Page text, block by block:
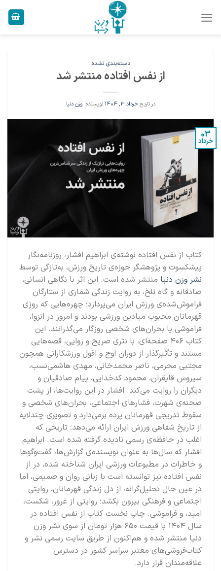
دسته‌بندی نشده
از نفس افتاده منتشر شد
در تاریخخرداد 3, 1404 نویسنده: وزن دنیا
03
خرداد
کتاب از نفس افتاده نوشته‌ی ابراهیم افشار، روزنامه‌نگار
پیشکسوت و پژوهشگر حوزه‌ی تاریخ ورزش، به‌تازگی توسط
نشر وزن دنیا منتشر شده است. این اثر با نگاهی انسانی،
صادقانه و گاه تلخ، به روایت زندگی شماری از ستارگان
فراموش‌شده‌ی ورزش ایران می‌پردازد؛ چهره‌هایی که روزی
قهرمانان محبوب میادین ورزشی بودند و امروز در انزوا،
فراموشی یا بحران‌های شخصی روزگار می‌گذرانند. این
کتاب ۴۰۶ صفحه‌ای، با نثری صریح و روایی، قصه‌هایی
مستند و تأثیرگذار از دوران اوج و افول ورزشکارانی همچون
مجتبی محرمی، ناصر محمدخانی، مهدی هاشمی‌نسب،
سیروس قایقران، محمود کدخدایی، پیام صادقیان و
دیگران را روایت می‌کند. افشار در این روایت‌ها، از پشت
صحنه‌ی شهرت، فشارهای اجتماعی، بحران‌های شخصی و
سقوط تدریجی قهرمانان پرده برمی‌دارد و تصویری چندلایه
از تاریخ شفاهی ورزش ایران ارائه می‌دهد؛ تاریخی که
اغلب در حافظه‌ی رسمی نادیده گرفته شده است. ابراهیم
افشار که سال‌ها به عنوان نویسنده‌ی گزارش‌ها، گفت‌وگوها
و خاطرات در مطبوعات ورزشی ایران شناخته شده، در از
نفس افتاده نیز توانسته است با زبانی روان و صمیمی، اما
در عین حال تحلیل‌گرانه، از دل زندگی قهرمانان، روایتی
اجتماعی و فرهنگی بیرون بکشد؛ روایتی از غرور، شکست،
امید، و فراموشی. چاپ نخست کتاب از نفس افتاده در
سال ۱۴۰۴ با قیمت ۶۵۰ هزار تومان از سوی نشر وزن
دنیا منتشر شده و هم‌اکنون از طریق سایت رسمی نشر و
کتاب‌فروشی‌های معتبر سراسر کشور در دسترس
علاقه‌مندان قرار دارد.